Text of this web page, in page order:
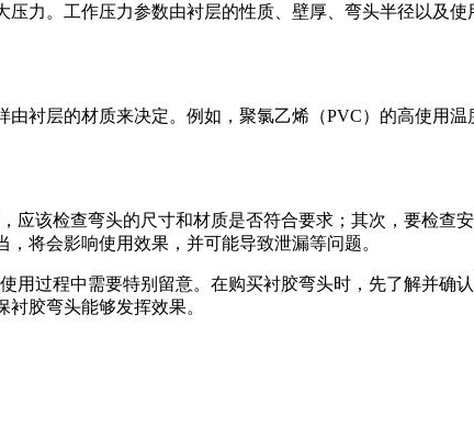
力。工作压力参数由衬层的性质、壁厚、弯头半径以及
衬层的材质来决定。例如，聚氯乙烯（PVC）的高使用
应该检查弯头的尺寸和材质是否符合要求；其次，要检查
将会影响使用效果，并可能导致泄漏等问题。
用过程中需要特别留意。在购买衬胶弯头时，先了解并确
胶弯头能够发挥效果。